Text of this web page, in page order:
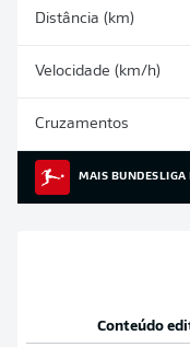
Distância (km)
Velocidade (km/h)
Cruzamentos
MAIS BUNDESLIGA
Conteúdo